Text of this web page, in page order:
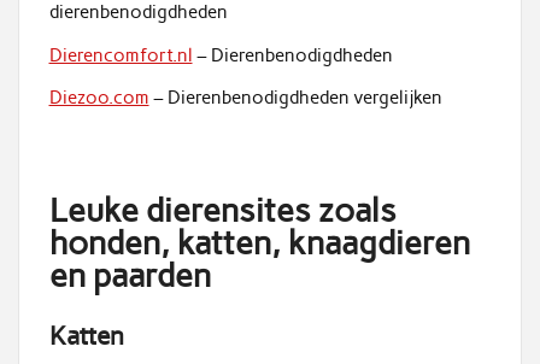
dierenbenodigdheden
Dierencomfort.nl – Dierenbenodigdheden
Diezoo.com – Dierenbenodigdheden vergelijken
Leuke dierensites zoals
honden, katten, knaagdieren
en paarden
Katten